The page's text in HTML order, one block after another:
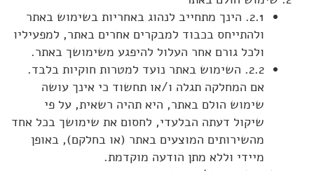
2.1. הינך מתחייב לנהוג באחריות בשימוש באתר
ולהתייחס בכבוד למבקרים אחרים באתר, למפעיליו
ולכל גורם אחר העלול להיפגע משימושך באתר.
2.2. השימוש באתר נועד למטרות חוקיות בלבד.
אם המחלקה תגלה ו/או תחשוד כי אינך עושה
שימוש הולם באתר, היא תהיה רשאית, על פי
שיקול דעתה הבלעדי, לחסום את שימושך בכל אחד
מהשירותים המוצעים באתר (או בחלקם), באופן
מיידי וללא מתן הודעה מוקדמת.